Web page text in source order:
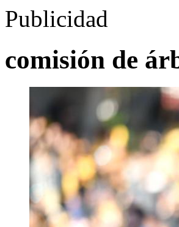
Publicidad
comisión de